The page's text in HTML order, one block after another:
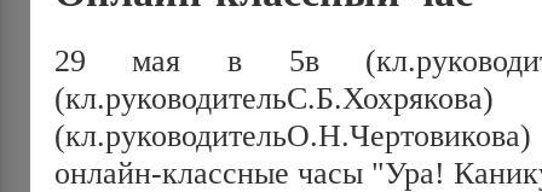
29 мая в 5в
онлайн-классные часы "Ура!